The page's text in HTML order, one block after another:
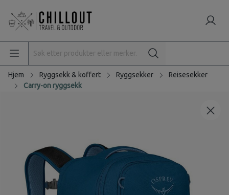
Hjem Ryggsekk & koffert Ryggsekker
Reisesekker
Carry-on ryggsekk